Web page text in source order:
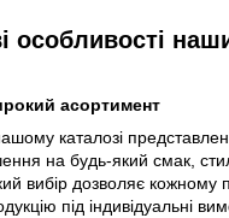
особливості
асортимент
каталозі
на будь-який смак,
вибір дозволяє кожному
під індивідуальні